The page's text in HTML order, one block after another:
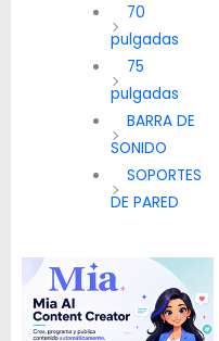
70
pulgadas
75
pulgadas
BARRA DE
SONIDO
SOPORTES
DE PARED